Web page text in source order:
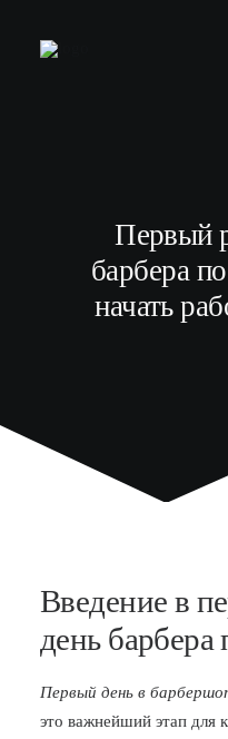
МОДЕЛЯМ
ВЫПУСКНИКИ
Первый
барбера
начать
Введение в
день барбера
Первый день в
это важнейший этап для